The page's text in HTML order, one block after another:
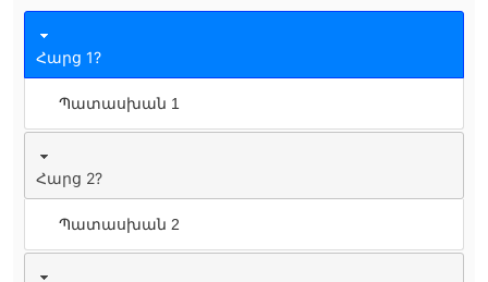
Հարց 1?
Պատասխան 1
Հարց 2?
Պատասխան 2